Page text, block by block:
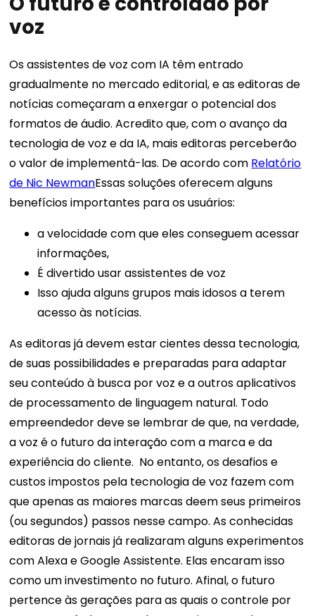
voz
Os assistentes de voz com IA têm entrado
gradualmente no mercado editorial, e as editoras de
notícias começaram a enxergar o potencial dos
formatos de áudio. Acredito que, com o avanço da
tecnologia de voz e da IA, mais editoras perceberão
o valor de implementá-las. De acordo com Relatório
de Nic NewmanEssas soluções oferecem alguns
benefícios importantes para os usuários:
a velocidade com que eles conseguem acessar
informações,
É divertido usar assistentes de voz
Isso ajuda alguns grupos mais idosos a terem
acesso às notícias.
As editoras já devem estar cientes dessa tecnologia,
de suas possibilidades e preparadas para adaptar
seu conteúdo à busca por voz e a outros aplicativos
de processamento de linguagem natural. Todo
empreendedor deve se lembrar de que, na verdade,
a voz é o futuro da interação com a marca e da
experiência do cliente. No entanto, os desafios e
custos impostos pela tecnologia de voz fazem com
que apenas as maiores marcas deem seus primeiros
(ou segundos) passos nesse campo. As conhecidas
editoras de jornais já realizaram alguns experimentos
com Alexa e Google Assistente. Elas encaram isso
como um investimento no futuro. Afinal, o futuro
pertence às gerações para as quais o controle por